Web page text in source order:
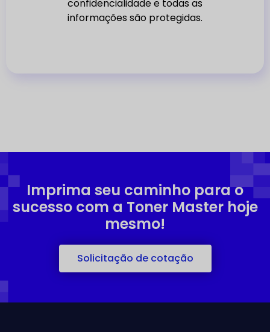
confidencialidade e todas as
informações são protegidas.
Imprima seu caminho para o
sucesso com a Toner Master hoje
mesmo!
Solicitação de cotação